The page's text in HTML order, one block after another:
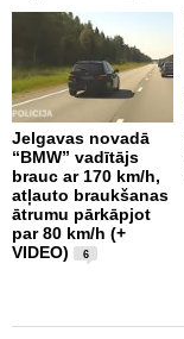
Jelgavas novadā
“BMW” vadītājs
brauc ar 170 km/h,
atļauto braukšanas
ātrumu pārkāpjot
par 80 km/h (+
VIDEO)
6